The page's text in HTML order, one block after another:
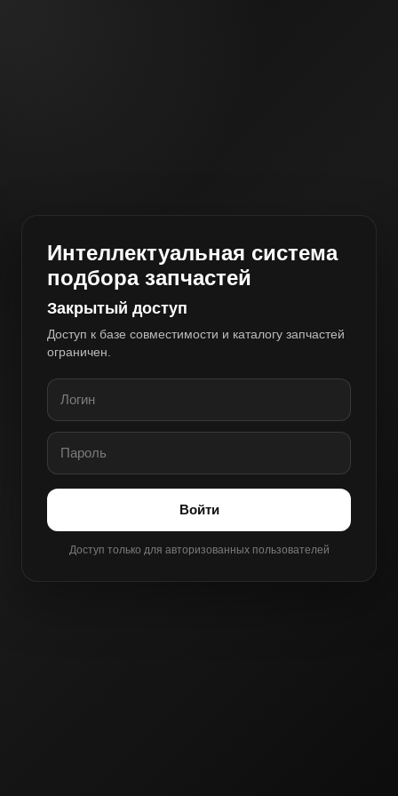
Интеллектуальная система
подбора запчастей
Закрытый доступ
Доступ к базе совместимости и каталогу запчастей
ограничен.
Войти
Доступ только для авторизованных пользователей